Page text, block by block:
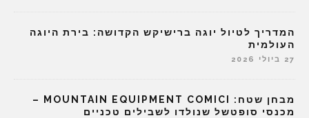
המדריך לטיול יוגה ברישיקש הקדושה: בירת היוגה
העולמית
27 ביולי 2026
מבחן שטח: MOUNTAIN EQUIPMENT COMICI –
מכנסי סופטשל שנולדו לשבילים טכניים